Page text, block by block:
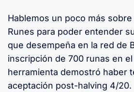
Hablemos un poco más
Runes para poder entender
que desempeña en la red de
inscripción de 700 runas en
herramienta demostró haber
aceptación post-halving 4/20.